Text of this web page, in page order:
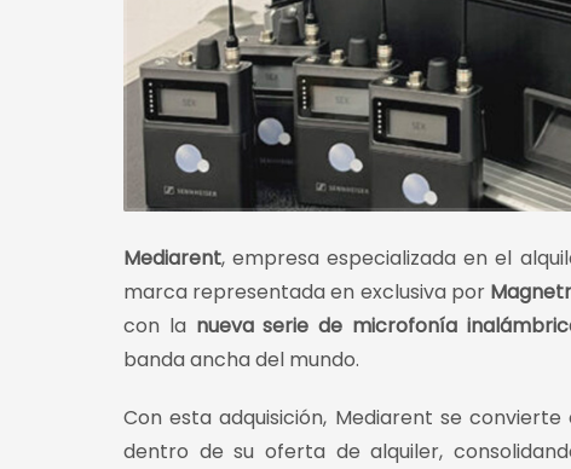
Mediarent, empresa especializada en el
marca representada en exclusiva por
con la nueva serie de microfonía
banda ancha del mundo.
Con esta adquisición, Mediarent se convierte
dentro de su oferta de alquiler,